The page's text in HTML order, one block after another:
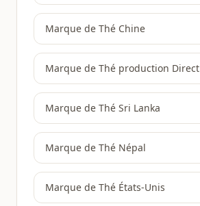
Marque de Thé Chine
Marque de Thé production Direct
Marque de Thé Sri Lanka
Marque de Thé Népal
Marque de Thé États-Unis